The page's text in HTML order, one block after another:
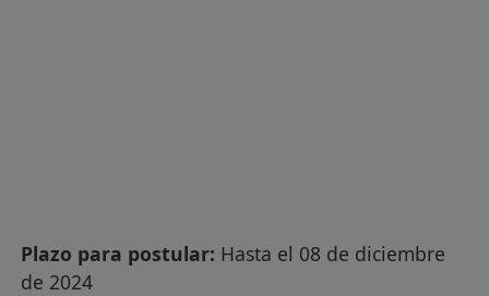
Plazo para postular: Hasta el 08 de diciembre
de 2024